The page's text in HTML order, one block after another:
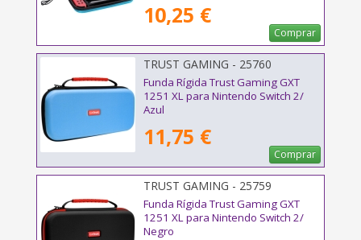
10,25 €
Comprar
TRUST GAMING - 25760
Funda Rígida Trust Gaming GXT
1251 XL para Nintendo Switch 2/
Azul
11,75 €
Comprar
TRUST GAMING - 25759
Funda Rígida Trust Gaming GXT
1251 XL para Nintendo Switch 2/
Negro